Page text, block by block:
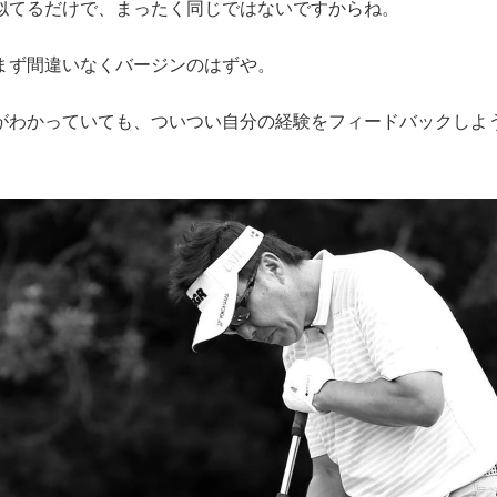
るだけで、まったく同じではないですからね。
間違いなくバージンのはずや。
かっていても、ついつい自分の経験をフィードバックしよ